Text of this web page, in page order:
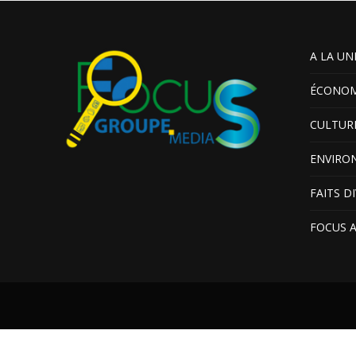
A LA
FAITS
FOCUS